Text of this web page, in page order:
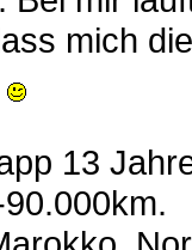
mich
13